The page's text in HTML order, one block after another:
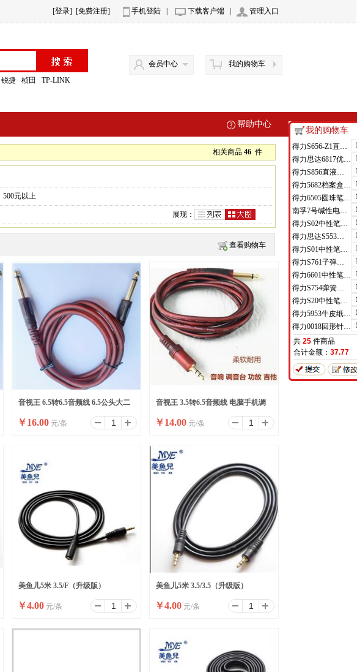
[登录] [免费注册] 手机登陆 下载客户端 管理入口
锐捷 桢田 TP-LINK
会员中心 我的购物车
帮助中心
相关商品 46件
500元以上
展现：
查看购物车
音视王 6.5转6.5音频线 6.5公头大二
芯
￥16.00 元/条
音视王 3.5转6.5音频线 电脑手机调
音台连接线
￥14.00 元/条
美鱼儿5米 3.5/F（升级版）
￥4.00 元/条
美鱼儿5米 3.5/3.5（升级版）
￥4.00 元/条
我的购物车
得力S656-Z1直液式走珠笔0.5mm子弹头(红)(支)
得力思达6817优逸白板笔(黑)(支)
得力S856直液式走珠笔(黑)(支)
得力5682档案盒(蓝)(只)
得力6505圆珠笔0.7mm子弹头(蓝)(支)
南孚7号碱性电池聚能环4代
得力S02中性笔0.7mm弹簧头(黑)(支)
得力思达S553可加墨记号笔(黑)(支)
得力S01中性笔0.5mm弹簧头(黑)(支)
得力S761子弹头中性笔芯0.7mm子弹头(黑)(支)
得力6601中性笔0.5mm半针管(黑)(支)
得力S754弹簧头中性笔芯0.7mm弹簧头(黑)(支)
得力S20中性笔0.7mm子弹头(黑)(支)
得力5953牛皮纸档案袋(混浆)(米黄色)(10只/包)
得力0018回形针(100枚/盒)
共 25 件商品
合计金额： 37.77